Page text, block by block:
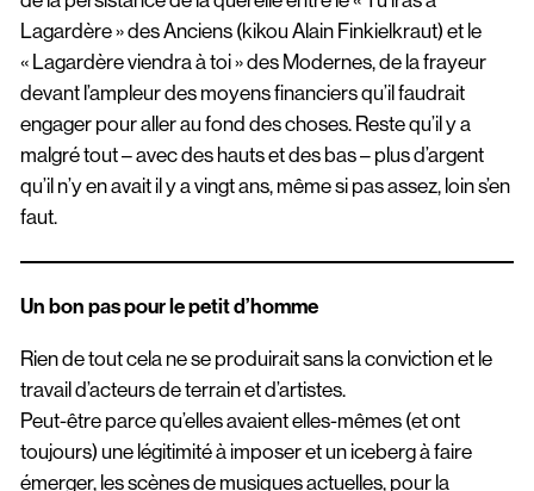
Lagardère » des Anciens (kikou Alain Finkielkraut) et le
« Lagardère viendra à toi » des Modernes, de la frayeur
devant l’ampleur des moyens financiers qu’il faudrait
engager pour aller au fond des choses. Reste qu’il y a
malgré tout – avec des hauts et des bas – plus d’argent
qu’il n’y en avait il y a vingt ans, même si pas assez, loin s’en
faut.
Un bon pas pour le petit d’homme
Rien de tout cela ne se produirait sans la conviction et le
travail d’acteurs de terrain et d’artistes.
Peut-être parce qu’elles avaient elles-mêmes (et ont
toujours) une légitimité à imposer et un iceberg à faire
émerger, les scènes de musiques actuelles, pour la